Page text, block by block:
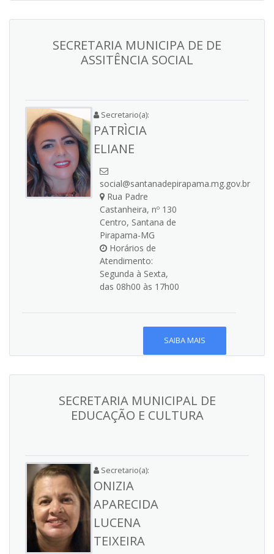
SECRETARIA MUNICIPA DE DE
ASSITÊNCIA SOCIAL
Secretario(a):
PATRÌCIA
ELIANE
social@santanadepirapama.mg.gov.br
Rua Padre
Castanheira, nº 130
Centro, Santana de
Pirapama-MG
Horários de
Atendimento:
Segunda à Sexta,
das 08h00 às 17h00
SAIBA MAIS
SECRETARIA MUNICIPAL DE
EDUCAÇÃO E CULTURA
Secretario(a):
ONIZIA
APARECIDA
LUCENA
TEIXEIRA